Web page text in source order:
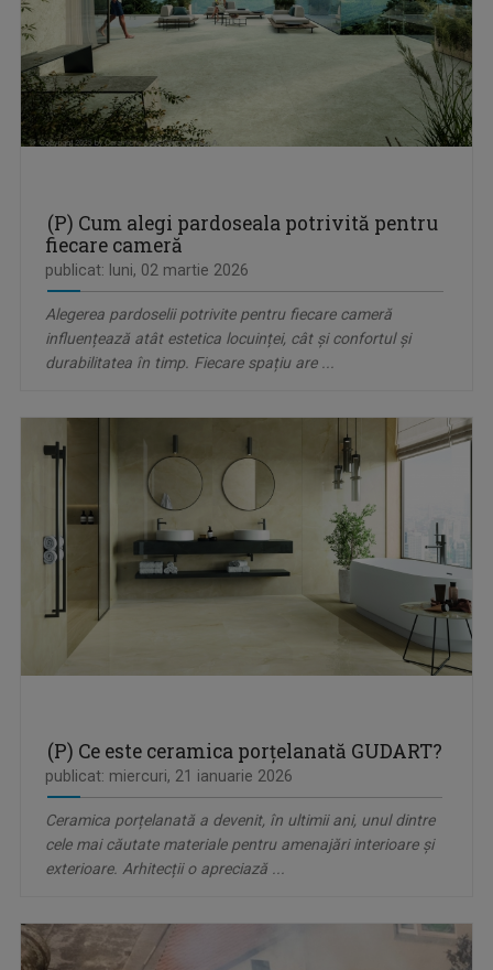
(P) Cum alegi pardoseala potrivită pentru
fiecare cameră
publicat: luni, 02 martie 2026
Alegerea pardoselii potrivite pentru fiecare cameră
influențează atât estetica locuinței, cât și confortul și
durabilitatea în timp. Fiecare spațiu are ...
(P) Ce este ceramica porțelanată GUDART?
publicat: miercuri, 21 ianuarie 2026
Ceramica porțelanată a devenit, în ultimii ani, unul dintre
cele mai căutate materiale pentru amenajări interioare și
exterioare. Arhitecții o apreciază ...